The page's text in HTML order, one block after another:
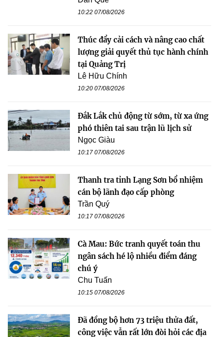
10:22 07/08/2026
Thúc đẩy cải cách và nâng cao chất
lượng giải quyết thủ tục hành chính
tại Quảng Trị
Lê Hữu Chính
10:20 07/08/2026
Đắk Lắk chủ động từ sớm, từ xa ứng
phó thiên tai sau trận lũ lịch sử
Ngọc Giàu
10:17 07/08/2026
Thanh tra tỉnh Lạng Sơn bổ nhiệm
cán bộ lãnh đạo cấp phòng
Trần Quý
10:17 07/08/2026
Cà Mau: Bức tranh quyết toán thu
ngân sách hé lộ nhiều điểm đáng
chú ý
Chu Tuấn
10:15 07/08/2026
Đã đồng bộ hơn 73 triệu thửa đất,
công việc vẫn rất lớn đòi hỏi các địa